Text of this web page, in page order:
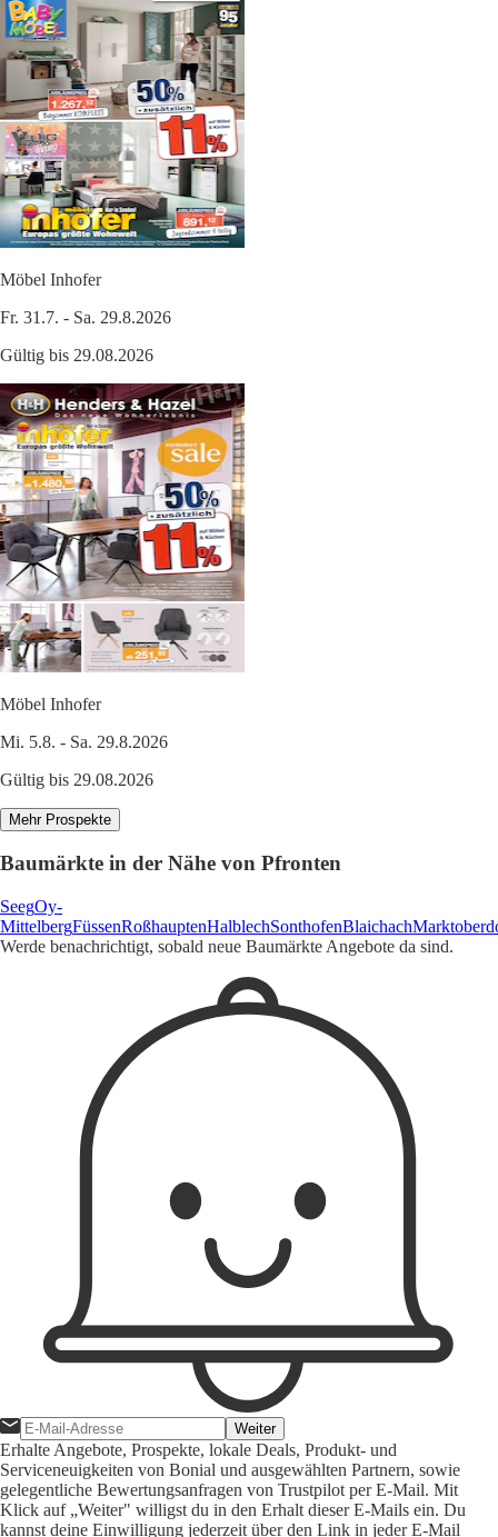
Möbel Inhofer
Fr. 31.7. - Sa. 29.8.2026
Gültig bis 29.08.2026
Möbel Inhofer
Mi. 5.8. - Sa. 29.8.2026
Gültig bis 29.08.2026
Mehr Prospekte
Baumärkte in der Nähe von Pfronten
SeegOy-
MittelbergFüssenRoßhauptenHalblechSonthofenBlaichach
Werde benachrichtigt, sobald neue Baumärkte Angebote da sind.
Weiter
Erhalte Angebote, Prospekte, lokale Deals, Produkt- und
Serviceneuigkeiten von Bonial und ausgewählten Partnern, sowie
gelegentliche Bewertungsanfragen von Trustpilot per E-Mail. Mit
Klick auf „Weiter" willigst du in den Erhalt dieser E-Mails ein. Du
kannst deine Einwilligung jederzeit über den Link in jeder E-Mail